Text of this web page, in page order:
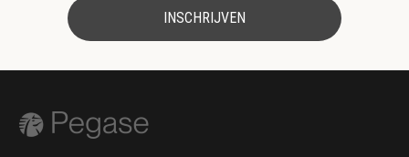
INSCHRIJVEN